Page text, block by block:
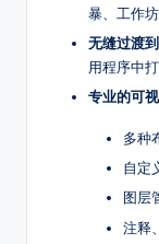
暴、工作
无缝过渡
用程序中
专业的可
多种
自定
图层
注释